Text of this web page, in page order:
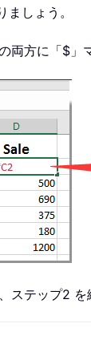
しょう。
両方に「$」
テップ2